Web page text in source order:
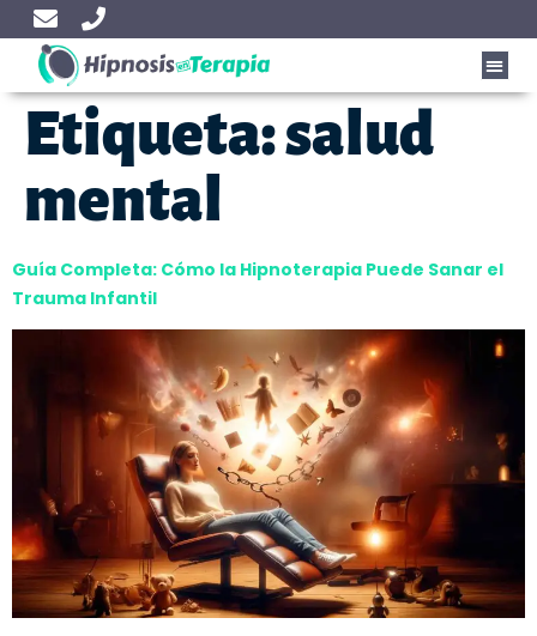
Etiqueta:salud
mental
Guía Completa: Cómo la Hipnoterapia Puede Sanar el
Trauma Infantil